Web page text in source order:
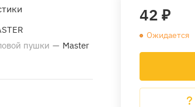
42 ₽
Ожидается
пушки — Master